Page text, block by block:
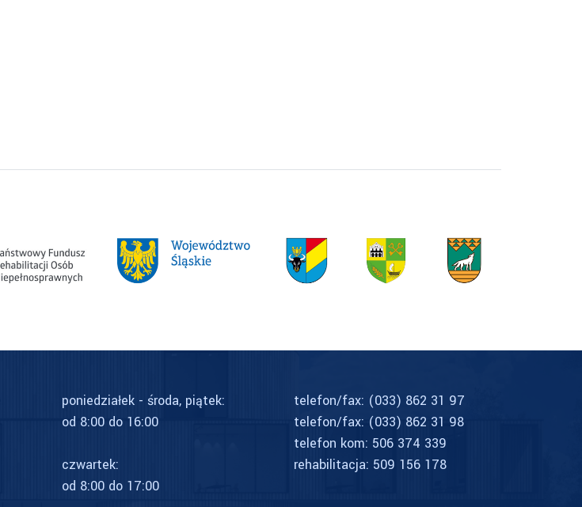
poniedziałek - środa, piątek:
od 8:00 do 16:00
czwartek:
od 8:00 do 17:00
telefon/fax: (033) 862 31 97
telefon/fax: (033) 862 31 98
telefon kom: 506 374 339
rehabilitacja: 509 156 178